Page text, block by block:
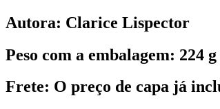
Autora: Clarice Lispector
Peso com a embalagem: 224 g
Frete: O preço de capa já